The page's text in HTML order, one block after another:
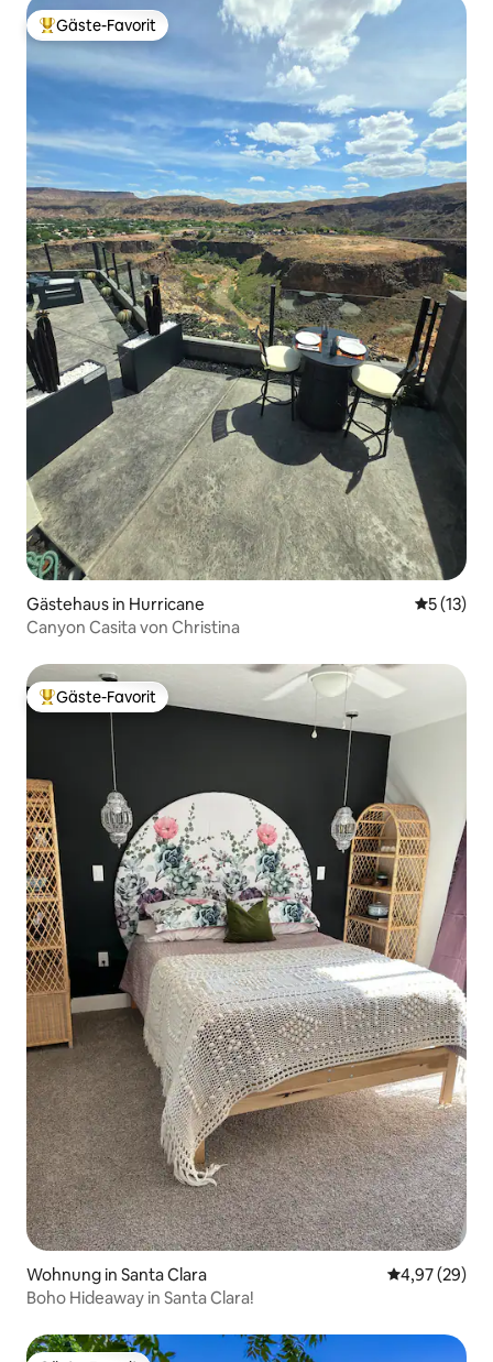
Beliebter Gäste-Favorit.
Gäste-Favorit
Gästehaus in Hurricane
5 (13)
Canyon Casita von Christina
Beliebter Gäste-Favorit.
Gäste-Favorit
Wohnung in Santa Clara
4,97 (29)
Boho Hideaway in Santa Clara!